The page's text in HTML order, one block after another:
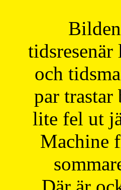
tidsresenär
och
par trastar
lite fel ut
Machine